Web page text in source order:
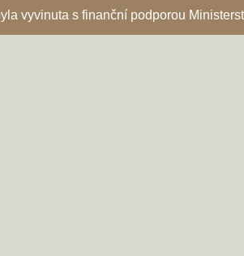
vyvinuta s finanční podporou